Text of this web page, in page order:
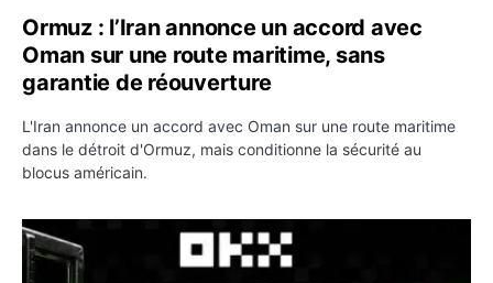
Ormuz : l’Iran annonce un accord avec
Oman sur une route maritime, sans
garantie de réouverture
L'Iran annonce un accord avec Oman sur une route maritime
dans le détroit d'Ormuz, mais conditionne la sécurité au
blocus américain.
OKX relance une campagne Deposit Bonus : jusqu’à 5